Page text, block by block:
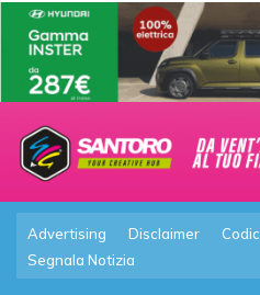
Advertising Disclaimer
Segnala Notizia